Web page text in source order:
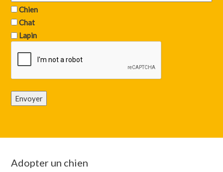
Chien
Chat
Lapin
Envoyer
Adopter un chien